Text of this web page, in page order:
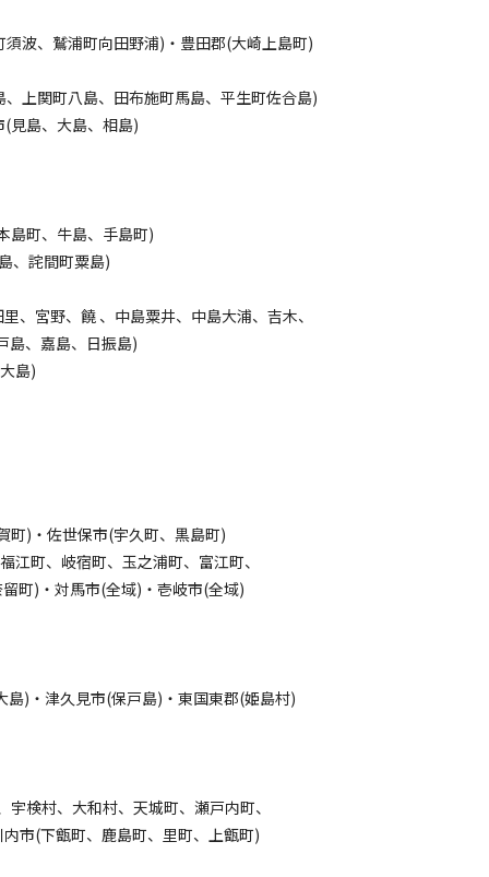
波、鷲浦町向田野浦)・豊田郡(大崎上島町)
上関町八島、田布施町馬島、平生町佐合島)
見島、大島、相島)
島町、牛島、手島町)
、詫間町粟島)
、宮野、饒 、中島粟井、中島大浦、吉木、
島、嘉島、日振島)
島)
町)・佐世保市(宇久町、黒島町)
町、岐宿町、玉之浦町、富江町、
町)・対馬市(全域)・壱岐市(全域)
)・津久見市(保戸島)・東国東郡(姫島村)
検村、大和村、天城町、瀬戸内町、
市(下甑町、鹿島町、里町、上甑町)